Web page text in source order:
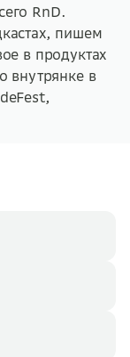
RnD.
пишем
в продуктах
внутрянке в